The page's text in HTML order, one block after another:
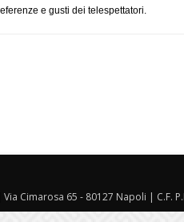
e gusti dei telespettatori.
Cimarosa 65 - 80127 Napoli | C.F.